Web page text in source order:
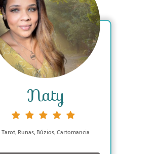
Naty
Tarot, Runas, Búzios, Cartomancia